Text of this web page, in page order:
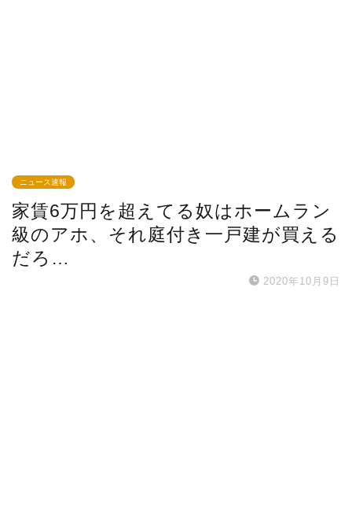
ニュース速報
家賃6万円を超えてる奴はホームラン
級のアホ、それ庭付き一戸建が買える
だろ…
2020年10月9日